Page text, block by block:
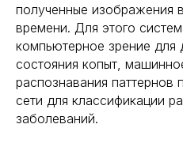
полученные изображения
времени. Для этого
компьютерное зрение для
состояния копыт,
распознавания
сети для классификации
заболеваний.